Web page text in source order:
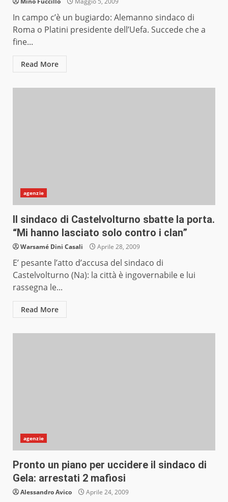
In campo c’è un bugiardo: Alemanno sindaco di
Roma o Platini presidente dell’Uefa. Succede che a
fine...
Read More
agenzie
Il sindaco di Castelvolturno sbatte la porta.
“Mi hanno lasciato solo contro i clan”
Warsamé Dini Casali Aprile 28, 2009
E’ pesante l’atto d’accusa del sindaco di
Castelvolturno (Na): la città è ingovernabile e lui
rassegna le...
Read More
agenzie
Pronto un piano per uccidere il sindaco di
Gela: arrestati 2 mafiosi
Alessandro Avico Aprile 24, 2009